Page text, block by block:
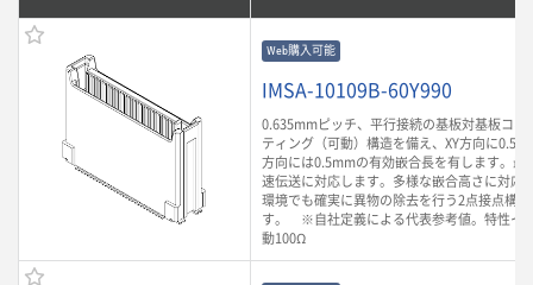
Web購入可能
IMSA-10109B-60Y990
0.635mmピッチ、平行接続の基板対基板コネ
ティング（可動）構造を備え、XY方向に
方向には0.5mmの有効嵌合長を有します。
速伝送に対応します。多様な嵌合高さに対応
環境でも確実に異物の除去を行う2点接点構
す。 ※自社定義による代表参考値。特性イ
動100Ω